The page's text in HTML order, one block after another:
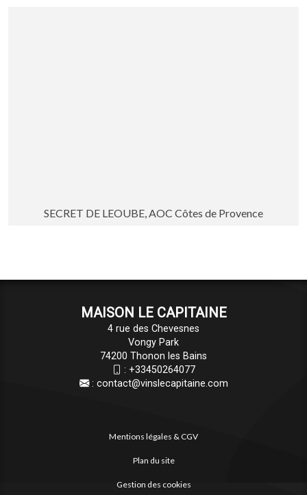
SECRET DE LEOUBE, AOC Côtes de Provence
MAISON LE CAPITAINE
4 rue des Chevesnes
Vongy Park
74200 Thonon les Bains
: +33450264077
: contact@vinslecapitaine.com
Mentions légales & CGV
Plan du site
Gestion des cookies